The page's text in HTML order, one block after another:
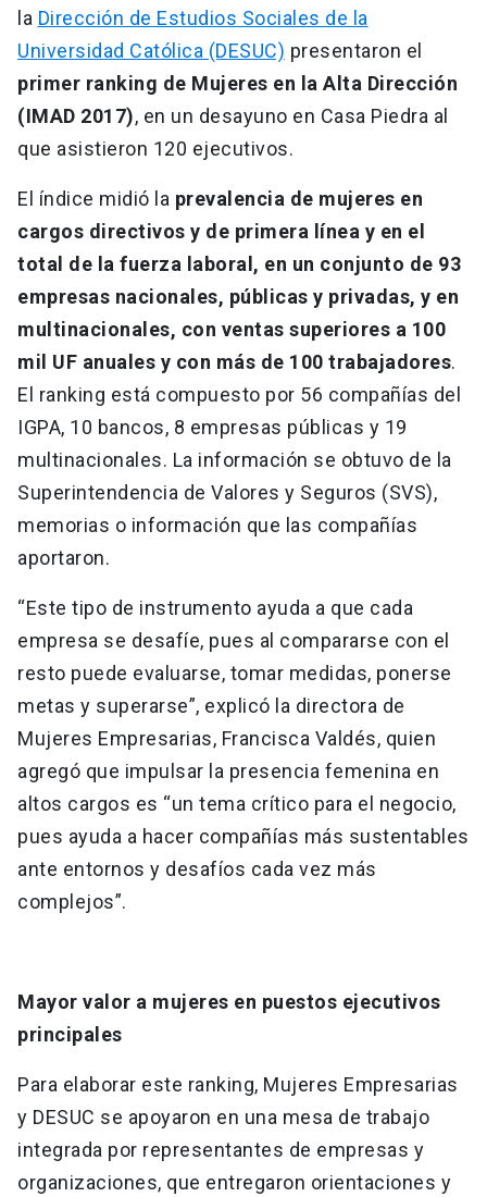
la Dirección de Estudios Sociales de la
Universidad Católica (DESUC) presentaron el
primer ranking de Mujeres en la Alta Dirección
(IMAD 2017), en un desayuno en Casa Piedra al
que asistieron 120 ejecutivos.
El índice midió la prevalencia de mujeres en
cargos directivos y de primera línea y en el
total de la fuerza laboral, en un conjunto de 93
empresas nacionales, públicas y privadas, y en
multinacionales, con ventas superiores a 100
mil UF anuales y con más de 100 trabajadores.
El ranking está compuesto por 56 compañías del
IGPA, 10 bancos, 8 empresas públicas y 19
multinacionales. La información se obtuvo de la
Superintendencia de Valores y Seguros (SVS),
memorias o información que las compañías
aportaron.
“Este tipo de instrumento ayuda a que cada
empresa se desafíe, pues al compararse con el
resto puede evaluarse, tomar medidas, ponerse
metas y superarse”, explicó la directora de
Mujeres Empresarias, Francisca Valdés, quien
agregó que impulsar la presencia femenina en
altos cargos es “un tema crítico para el negocio,
pues ayuda a hacer compañías más sustentables
ante entornos y desafíos cada vez más
complejos”.
Mayor valor a mujeres en puestos ejecutivos
principales
Para elaborar este ranking, Mujeres Empresarias
y DESUC se apoyaron en una mesa de trabajo
integrada por representantes de empresas y
organizaciones, que entregaron orientaciones y